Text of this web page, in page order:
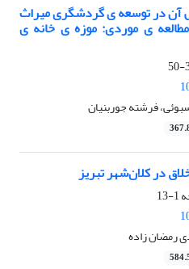
آن در توسعه ی گردشگری میراث
ی موردی: موزه ی خانه ی
فرشته جوربنیان
در کلان‌شهر تبریز
1-13
رمضان زاده